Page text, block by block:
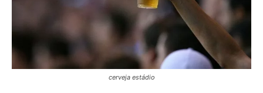
cerveja estádio